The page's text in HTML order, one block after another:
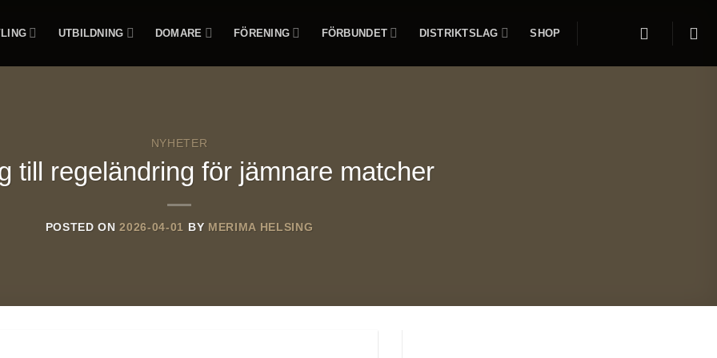
UTBILDNING DOMARE FÖRENING FÖRBUNDET DISTRIKTSLAG SHOP
NYHETER
till regeländring för jämnare matcher
POSTED ON2026-04-01 BY MERIMA HELSING